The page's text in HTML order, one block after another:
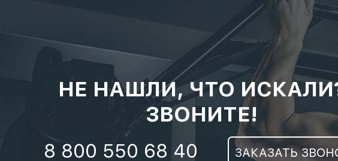
НЕ НАШЛИ, ЧТО
ЗВОНИТЕ!
8 800 550 68 40 ЗАКАЗАТЬ